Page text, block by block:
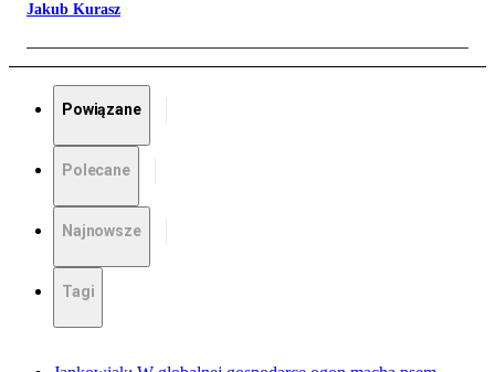
Jakub Kurasz
Powiązane
Polecane
Najnowsze
Tagi